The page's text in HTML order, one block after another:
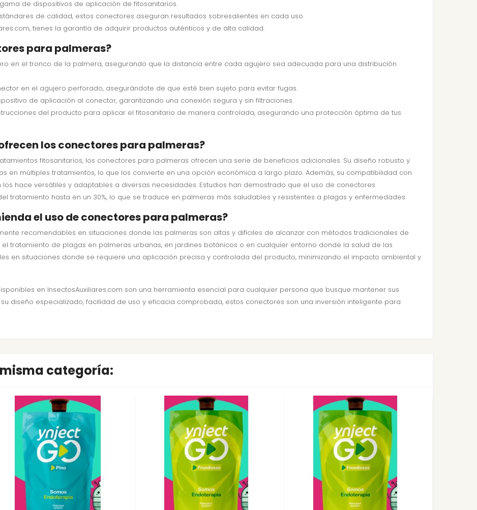
de dispositivos de aplicación de fitosanitarios.
de calidad, estos conectores aseguran resultados sobresalientes en cada uso.
tienes la garantía de adquirir productos auténticos y de alta calidad.
para palmeras?
en el tronco de la palmera, asegurando que la distancia entre cada agujero sea adecuada para una distribución
en el agujero perforado, asegurándote de que esté bien sujeto para evitar fugas.
de aplicación al conector, garantizando una conexión segura y sin filtraciones.
del producto para aplicar el fitosanitario de manera controlada, asegurando una protección óptima de tus
los conectores para palmeras?
fitosanitarios, los conectores para palmeras ofrecen una serie de beneficios adicionales. Su diseño robusto y
en múltiples tratamientos, lo que los convierte en una opción económica a largo plazo. Además, su compatibilidad con
hace versátiles y adaptables a diversas necesidades. Estudios han demostrado que el uso de conectores
tratamiento hasta en un 30%, lo que se traduce en palmeras más saludables y resistentes a plagas y enfermedades.
el uso de conectores para palmeras?
recomendables en situaciones donde las palmeras son altas y difíciles de alcanzar con métodos tradicionales de
tratamiento de plagas en palmeras urbanas, en jardines botánicos o en cualquier entorno donde la salud de las
en situaciones donde se requiere una aplicación precisa y controlada del producto, minimizando el impacto ambiental y
en InsectosAuxiliares.com son una herramienta esencial para cualquier persona que busque mantener sus
diseño especializado, facilidad de uso y eficacia comprobada, estos conectores son una inversión inteligente para
categoría: